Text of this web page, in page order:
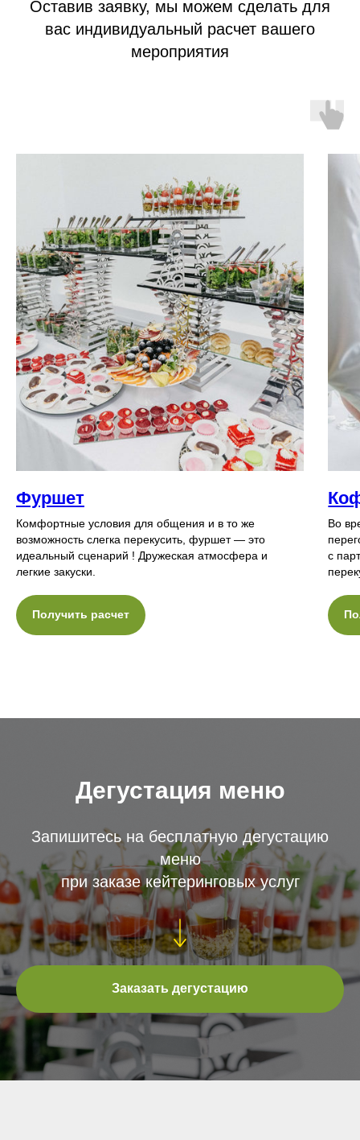
Оставив заявку, мы можем сделать для
вас индивидуальный расчет вашего
мероприятия
Фуршет
Комфортные условия для общения и в то же
возможность слегка перекусить, фуршет — это
идеальный сценарий ! Дружеская атмосфера и
легкие закуски.
Получить расчет
Во
с
Дегустация меню
Запишитесь на бесплатную дегустацию
меню
при заказе кейтеринговых услуг
Заказать дегустацию